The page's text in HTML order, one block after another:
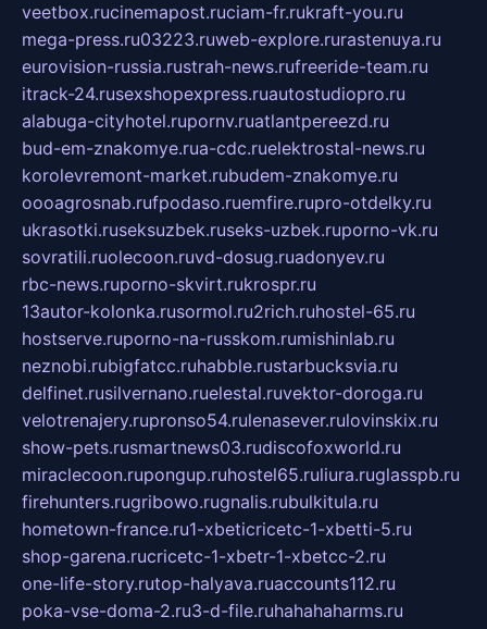
veetbox.rucinemapost.ruciam-fr.rukraft-you.ru
mega-press.ru03223.ruweb-explore.rurastenuya.ru
eurovision-russia.rustrah-news.rufreeride-team.ru
itrack-24.rusexshopexpress.ruautostudiopro.ru
alabuga-cityhotel.rupornv.ruatlantpereezd.ru
bud-em-znakomye.rua-cdc.ruelektrostal-news.ru
korolevremont-market.rubudem-znakomye.ru
oooagrosnab.rufpodaso.ruemfire.rupro-otdelky.ru
ukrasotki.ruseksuzbek.ruseks-uzbek.ruporno-vk.ru
sovratili.ruolecoon.ruvd-dosug.ruadonyev.ru
rbc-news.ruporno-skvirt.rukrospr.ru
13autor-kolonka.rusormol.ru2rich.ruhostel-65.ru
hostserve.ruporno-na-russkom.rumishinlab.ru
neznobi.rubigfatcc.ruhabble.rustarbucksvia.ru
delfinet.rusilvernano.ruelestal.ruvektor-doroga.ru
velotrenajery.rupronso54.rulenasever.rulovinskix.ru
show-pets.rusmartnews03.rudiscofoxworld.ru
miraclecoon.rupongup.ruhostel65.ruliura.ruglasspb.ru
firehunters.rugribowo.rugnalis.rubulkitula.ru
hometown-france.ru1-xbeticricetc-1-xbetti-5.ru
shop-garena.rucricetc-1-xbetr-1-xbetcc-2.ru
one-life-story.rutop-halyava.ruaccounts112.ru
poka-vse-doma-2.ru3-d-file.ruhahahaharms.ru